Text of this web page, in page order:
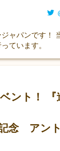
ャパンです！
ています。
ント！ 『
念 アン